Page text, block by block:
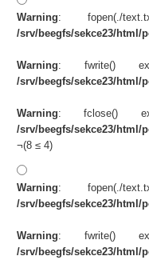
Warning: fopen(./
/srv/beegfs/sekce23/html/
Warning: fwrite()
/srv/beegfs/sekce23/html/
Warning: fclose()
/srv/beegfs/sekce23/html/
¬(8 ≤ 4)
Warning: fopen(./
/srv/beegfs/sekce23/html/
Warning: fwrite()
/srv/beegfs/sekce23/html/